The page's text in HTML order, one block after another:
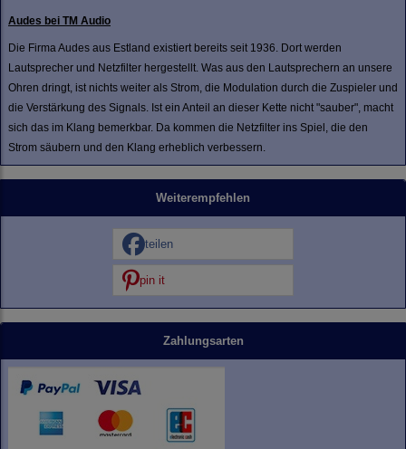
Audes bei TM Audio
Die Firma Audes aus Estland existiert bereits seit 1936. Dort werden
Lautsprecher und Netzfilter hergestellt. Was aus den Lautsprechern an unsere
Ohren dringt, ist nichts weiter als Strom, die Modulation durch die Zuspieler und
die Verstärkung des Signals. Ist ein Anteil an dieser Kette nicht "sauber", macht
sich das im Klang bemerkbar. Da kommen die Netzfilter ins Spiel, die den
Strom säubern und den Klang erheblich verbessern.
Weiterempfehlen
teilen
pin it
Zahlungsarten